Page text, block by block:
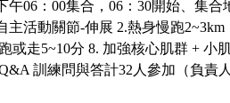
午06：00集合，06：30開始、集合
主活動關節-伸展 2.熱身慢跑
或走5~10分 8. 加強核心肌群 +
訓練問與答計32人參加 （負責